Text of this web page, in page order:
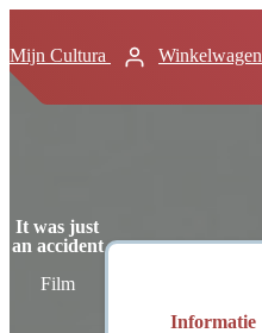
Mijn Cultura Winkelwagen
It was just
an accident
Film
Informatie